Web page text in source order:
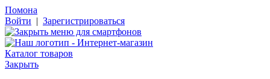
Помона
Войти | Зарегистрироваться
Каталог товаров
Закрыть